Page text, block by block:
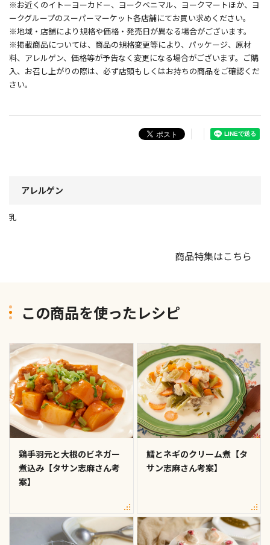
※お近くのイトーヨーカドー、ヨークベニマル、ヨークマートほか、ヨ
ークグループのスーパーマーケット各店舗にてお買い求めください。
※地域・店舗により規格や価格・発売日が異なる場合がございます。
※掲載商品については、商品の規格変更等により、パッケージ、原材
料、アレルゲン、価格等が予告なく変更になる場合がございます。ご購
入、お召し上がりの際は、必ず店頭もしくはお持ちの商品をご確認くだ
さい。
アレルゲン
乳
商品特集はこちら
この商品を使ったレシピ
鶏手羽元と大根のビネガー
煮込み【タサン志麻さん考
案】
鱈とネギのクリーム煮【タ
サン志麻さん考案】